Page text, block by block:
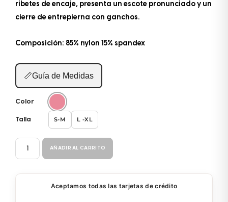
ribetes de encaje, presenta un escote pronunciado y un
cierre de entrepierna con ganchos.
Composición: 85% nylon 15% spandex
📏Guía de Medidas
Color
Talla S-M L -XL
BODYSUIT
8923
AÑADIR AL CARRITO
Aceptamos todas las tarjetas de crédito